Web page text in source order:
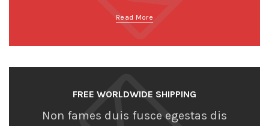
Read More
FREE WORLDWIDE SHIPPING
Non fames duis fusce egestas dis